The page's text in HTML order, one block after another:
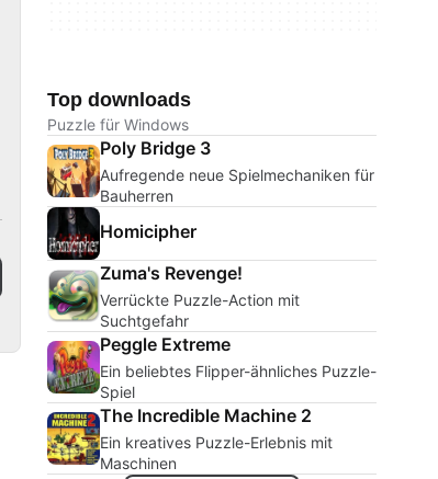
Top downloads
Puzzle für Windows
Poly Bridge 3
Aufregende neue Spielmechaniken für
Bauherren
Homicipher
Zuma's Revenge!
Verrückte Puzzle-Action mit
Suchtgefahr
Peggle Extreme
Ein beliebtes Flipper-ähnliches Puzzle-
Spiel
The Incredible Machine 2
Ein kreatives Puzzle-Erlebnis mit
Maschinen